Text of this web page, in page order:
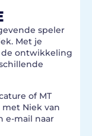
speler
Met je
de ontwikkeling
of MT
Niek van
e-mail naar